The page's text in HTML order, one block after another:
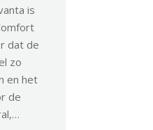
is
dat de
zo
en het
de